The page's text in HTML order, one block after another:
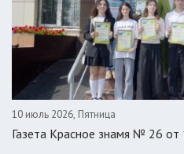
10 июль 2026, Пятница
Газета Красное знамя № 26